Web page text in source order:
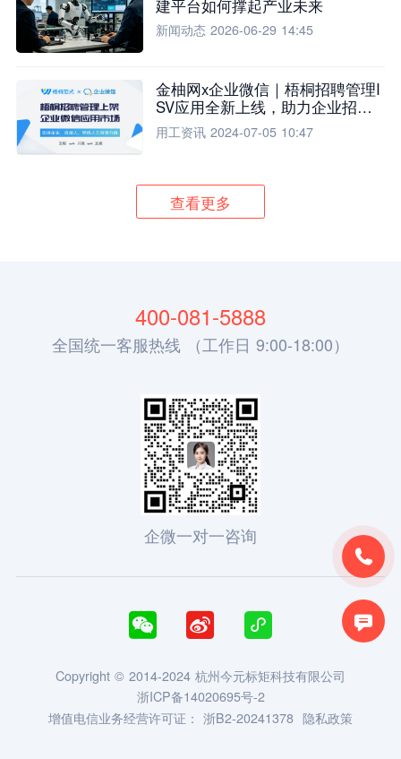
建平台如何撑起产业未来
新闻动态 2026-06-29 14:45
金柚网x企业微信｜梧桐招聘管理I
SV应用全新上线，助力企业招聘
流程全面升级
用工资讯 2024-07-05 10:47
查看更多


400-081-5888
全国统一客服热线 （工作日 9:00-18:00）
企微一对一咨询
  
Copyright © 2014-2024 杭州今元标矩科技有限公司
浙ICP备14020695号-2
增值电信业务经营许可证： 浙B2-20241378 隐私政策